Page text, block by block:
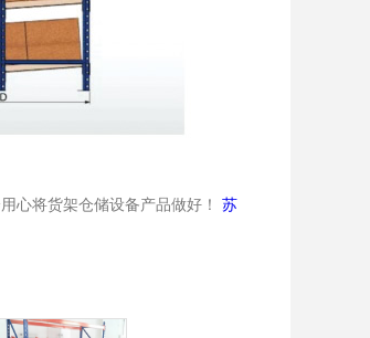
心将货架仓储设备产品做好！ 苏